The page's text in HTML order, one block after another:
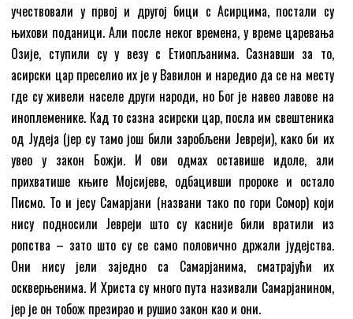
учествовали у првој и другој бици с Асирцима, постали су
њихови поданици. Али после неког времена, у време царевања
Озије, ступили су у везу с Етиопљанима. Сазнавши за то,
асирски цар преселио их је у Вавилон и наредио да се на месту
где су живели населе други народи, но Бог је навео лавове на
иноплеменике. Кад то сазна асирски цар, посла им свештеника
од Јудеја (јер су тамо још били заробљени Јевреји), како би их
увео у закон Божји. И ови одмах оставише идоле, али
прихватише књиге Мојсијеве, одбацивши пророке и остало
Писмо. То и јесу Самарјани (названи тако по гори Сомор) који
нису подносили Јевреји што су касније били вратили из
ропства – зато што су се само половично држали јудејства.
Они нису јели заједно са Самарјанима, сматрајући их
оскверњенима. И Христа су много пута називали Самарјанином,
јер је он тобож презирао и рушио закон као и они.